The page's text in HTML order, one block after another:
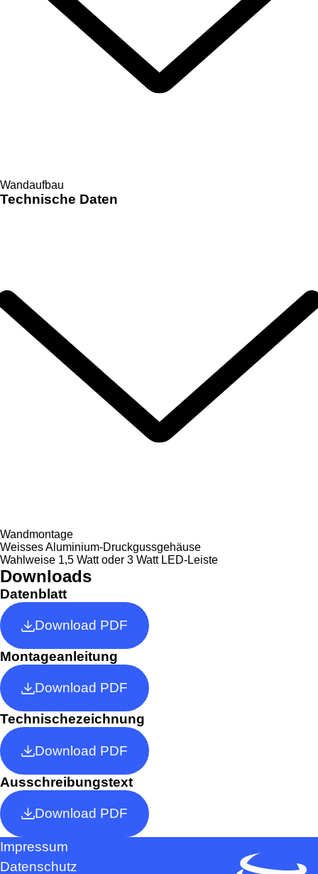
Wandaufbau
Technische Daten
Wandmontage
Weisses Aluminium-Druckgussgehäuse
Wahlweise 1,5 Watt oder 3 Watt LED-Leiste
Downloads
Datenblatt
Download PDF
Montageanleitung
Download PDF
Technischezeichnung
Download PDF
Ausschreibungstext
Download PDF
Impressum
Datenschutz